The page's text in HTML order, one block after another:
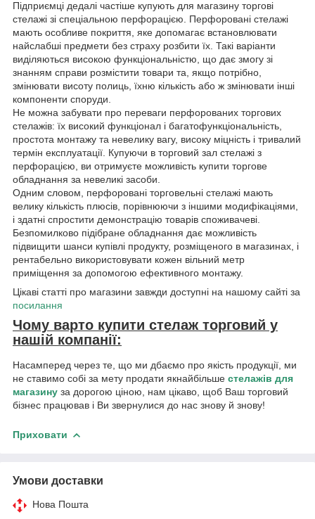
Підприємці дедалі частіше купують для магазину торгові
стелажі зі спеціальною перфорацією. Перфоровані стелажі
мають особливе покриття, яке допомагає встановлювати
найслабші предмети без страху розбити їх. Такі варіанти
виділяються високою функціональністю, що дає змогу зі
знанням справи розмістити товари та, якщо потрібно,
змінювати висоту полиць, їхню кількість або ж змінювати інші
компоненти споруди.
Не можна забувати про переваги перфорованих торгових
стелажів: їх високий функціонал і багатофункціональність,
простота монтажу та невелику вагу, високу міцність і тривалий
термін експлуатації. Купуючи в торговий зал стелажі з
перфорацією, ви отримуєте можливість купити торгове
обладнання за невеликі засоби.
Одним словом, перфоровані торговельні стелажі мають
велику кількість плюсів, порівнюючи з іншими модифікаціями,
і здатні спростити демонстрацію товарів споживачеві.
Безпомилково підібране обладнання дає можливість
підвищити шанси купівлі продукту, розміщеного в магазинах, і
рентабельно використовувати кожен вільний метр
приміщення за допомогою ефективного монтажу.
Цікаві статті про магазини завжди доступні на нашому сайті за
посилання
Чому варто купити стелаж торговий у
нашій компанії:
Насамперед через те, що ми дбаємо про якість продукції, ми
не ставимо собі за мету продати якнайбільше стелажів для
магазину за дорогою ціною, нам цікаво, щоб Ваш торговий
бізнес працював і Ви звернулися до нас знову й знову!
Приховати
Умови доставки
Нова Пошта